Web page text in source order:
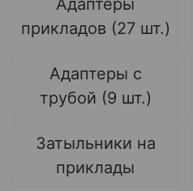
Адаптеры
прикладов (27 шт.)
Адаптеры с
трубой (9 шт.)
Затыльники на
приклады